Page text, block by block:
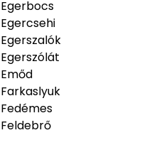
Egerbocs
Egercsehi
Egerszalók
Egerszólát
Emőd
Farkaslyuk
Fedémes
Feldebrő